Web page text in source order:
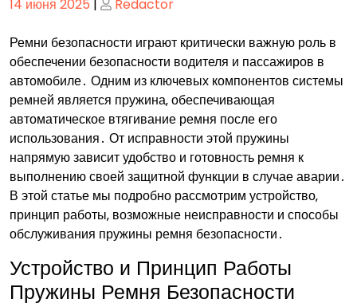
14 июня 2025 | Redactor
Ремни безопасности играют критически важную роль в
обеспечении безопасности водителя и пассажиров в
автомобиле․ Одним из ключевых компонентов системы
ремней является пружина‚ обеспечивающая
автоматическое втягивание ремня после его
использования․ От исправности этой пружины
напрямую зависит удобство и готовность ремня к
выполнению своей защитной функции в случае аварии․
В этой статье мы подробно рассмотрим устройство‚
принцип работы‚ возможные неисправности и способы
обслуживания пружины ремня безопасности․
Устройство и Принцип Работы
Пружины Ремня Безопасности